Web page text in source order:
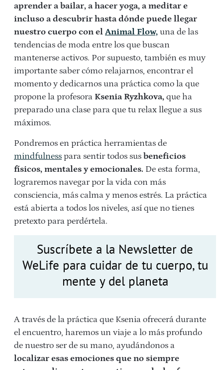
aprender a bailar, a hacer yoga, a meditar e
incluso a descubrir hasta dónde puede llegar
nuestro cuerpo con el Animal Flow, una de las
tendencias de moda entre los que buscan
mantenerse activos. Por supuesto, también es muy
importante saber cómo relajarnos, encontrar el
momento y dedicarnos una práctica como la que
propone la profesora Ksenia Ryzhkova, que ha
preparado una clase para que tu relax llegue a sus
máximos.
Pondremos en práctica herramientas de
mindfulness para sentir todos sus beneficios
físicos, mentales y emocionales. De esta forma,
lograremos navegar por la vida con más
consciencia, más calma y menos estrés. La práctica
está abierta a todos los niveles, así que no tienes
pretexto para perdértela.
Suscríbete a la Newsletter de
WeLife para cuidar de tu cuerpo, tu
mente y del planeta
A través de la práctica que Ksenia ofrecerá durante
el encuentro, haremos un viaje a lo más profundo
de nuestro ser de su mano, ayudándonos a
localizar esas emociones que no siempre